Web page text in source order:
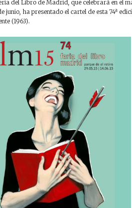
del Libro de Madrid, que celebrará en el
junio, ha presentado el cartel de esta 74ª
(1963).